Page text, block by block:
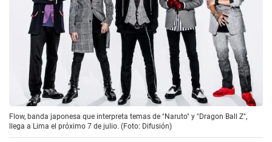
Flow, banda japonesa que interpreta temas de "Naruto" y "Dragon Ball Z",
llega a Lima el próximo 7 de julio. (Foto: Difusión)